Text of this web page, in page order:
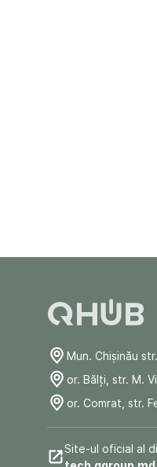
Mun. Chişinău
or. Bălți, str. M.
or. Comrat, str.
Site-ul oficial al